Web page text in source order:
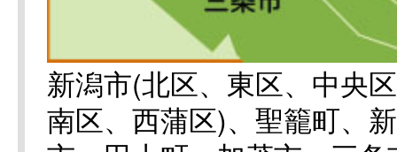
新潟市(北区、東区、中央
南区、西蒲区)、聖籠町、